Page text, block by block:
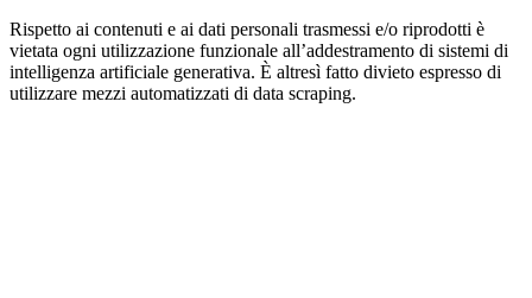
Rispetto ai contenuti e ai dati personali trasmessi e/o riprodotti è
vietata ogni utilizzazione funzionale all’addestramento di sistemi di
intelligenza artificiale generativa. È altresì fatto divieto espresso di
utilizzare mezzi automatizzati di data scraping.